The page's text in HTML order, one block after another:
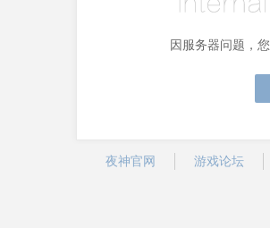
因服务器问题，
夜神官网 游戏论坛